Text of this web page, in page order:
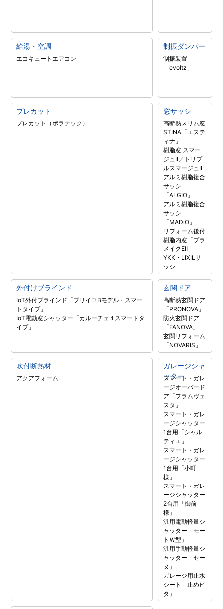
給湯・空調
エコキュート エアコン
制振ダンパー
制振装置
「evoltz」
プレカット
プレカット（ポラテック）
窓サッシ
高断熱スリム窓
STINA「エステ
ィナ」
樹脂窓 スマー
ジュII／トリプ
ルスマージュII
アルミ樹脂複合
サッシ
「ALGIO」
アルミ樹脂複合
サッシ
「MADiO」
リフォーム後付
樹脂内窓「プラ
メイクEⅡ」
YKK・LIXILサ
ッシ
外付けブラインド
IoT外付ブラインド「ブリイユBモデル・スマー
トタイプ」
IoT電動窓シャッター「カルーチェ４スマートタ
イプ」
玄関ドア
高断熱玄関ドア
「PRONOVA」
防火玄関ドア
「FANOVA」
玄関リフォーム
「NOVARIS」
吹付断熱材
アクアフォーム
ガレージシャ
ッター
スマート・ガレ
ージオーバード
ア「フラムヴェ
スタ」
スマート・ガレ
ージシャッター
1台用「シャル
ティエ」
スマート・ガレ
ージシャッター
1台用「小町
様」
スマート・ガレ
ージシャッター
2台用「御前
様」
汎用電動軽量シ
ャッター「モー
トＷ型」
汎用手動軽量シ
ャッター「セー
ヌ」
ガレージ用止水
シート「止めピ
タ」